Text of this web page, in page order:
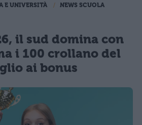
E UNIVERSITÀ NEWS SCUOLA
il sud domina con
i 100 crollano del
ai bonus